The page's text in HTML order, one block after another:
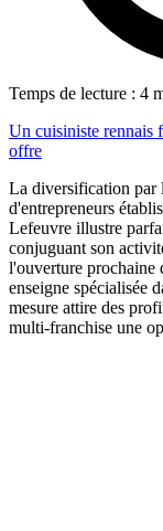
Temps de lecture : 4
Un cuisiniste rennais
offre
La diversification par
d'entrepreneurs
Lefeuvre illustre
conjuguant son
l'ouverture prochaine
enseigne spécialisée
mesure attire des
multi-franchise une